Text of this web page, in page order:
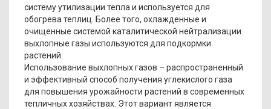
систему утилизации тепла и используется для
обогрева теплиц. Более того, охлажденные и
очищенные системой каталитической нейтрализации
выхлопные газы используются для подкормки
растений.
Использование выхлопных газов – распространенный
и эффективный способ получения углекислого газа
для повышения урожайности растений в современных
тепличных хозяйствах. Этот вариант является